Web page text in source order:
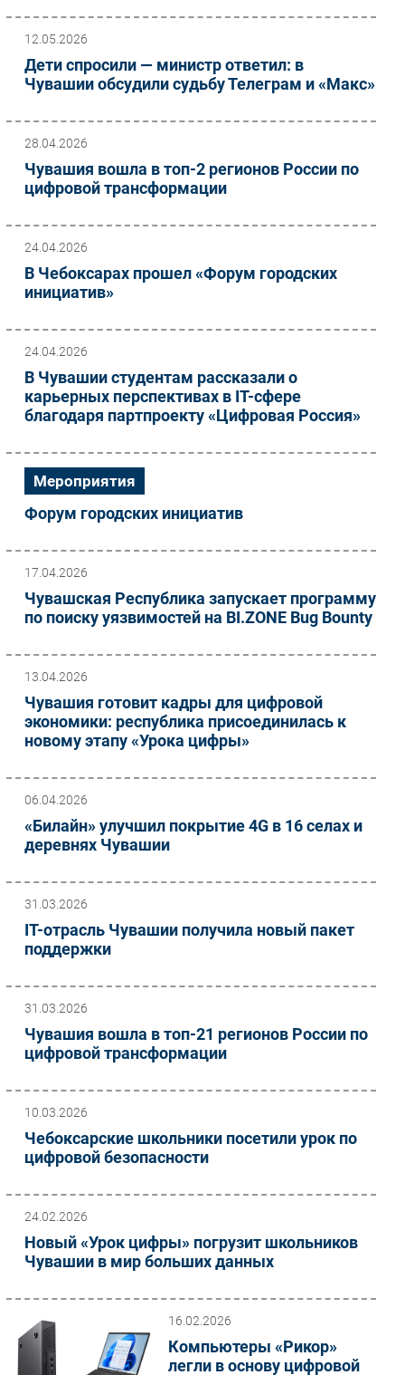
12.05.2026
Дети спросили — министр ответил: в
Чувашии обсудили судьбу Телеграм и «Макс»
28.04.2026
Чувашия вошла в топ-2 регионов России по
цифровой трансформации
24.04.2026
В Чебоксарах прошел «Форум городских
инициатив»
24.04.2026
В Чувашии студентам рассказали о
карьерных перспективах в IT-сфере
благодаря партпроекту «Цифровая Россия»
Мероприятия
Форум городских инициатив
17.04.2026
Чувашская Республика запускает программу
по поиску уязвимостей на BI.ZONE Bug Bounty
13.04.2026
Чувашия готовит кадры для цифровой
экономики: республика присоединилась к
новому этапу «Урока цифры»
06.04.2026
«Билайн» улучшил покрытие 4G в 16 селах и
деревнях Чувашии
31.03.2026
IT-отрасль Чувашии получила новый пакет
поддержки
31.03.2026
Чувашия вошла в топ-21 регионов России по
цифровой трансформации
10.03.2026
Чебоксарские школьники посетили урок по
цифровой безопасности
24.02.2026
Новый «Урок цифры» погрузит школьников
Чувашии в мир больших данных
16.02.2026
Компьютеры «Рикор»
легли в основу цифровой